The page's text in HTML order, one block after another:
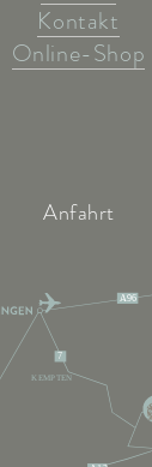
Kontakt
Online-Shop
Anfahrt
A96
7
KEMPTEN